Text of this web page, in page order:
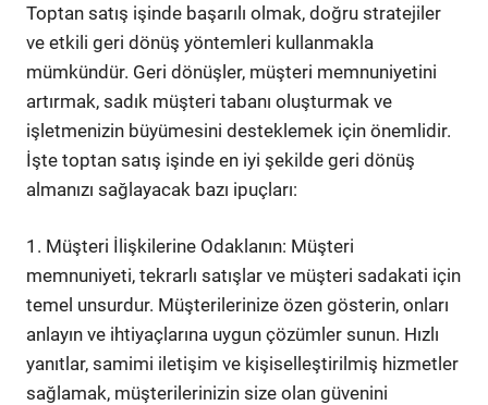
Toptan satış işinde başarılı olmak, doğru stratejiler
ve etkili geri dönüş yöntemleri kullanmakla
mümkündür. Geri dönüşler, müşteri memnuniyetini
artırmak, sadık müşteri tabanı oluşturmak ve
işletmenizin büyümesini desteklemek için önemlidir.
İşte toptan satış işinde en iyi şekilde geri dönüş
almanızı sağlayacak bazı ipuçları:
1. Müşteri İlişkilerine Odaklanın: Müşteri
memnuniyeti, tekrarlı satışlar ve müşteri sadakati için
temel unsurdur. Müşterilerinize özen gösterin, onları
anlayın ve ihtiyaçlarına uygun çözümler sunun. Hızlı
yanıtlar, samimi iletişim ve kişiselleştirilmiş hizmetler
sağlamak, müşterilerinizin size olan güvenini